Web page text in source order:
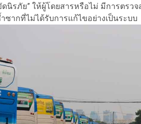
ดนิรภัย” ให้ผู้โดยสารหรือไม่ มีการตร
ซากที่ไม่ได้รับการแก้ไขอย่างเป็นระบบ